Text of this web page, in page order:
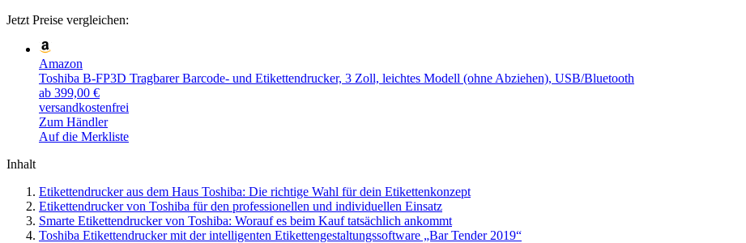
Jetzt Preise vergleichen:
Amazon
Toshiba B-FP3D Tragbarer Barcode- und Etikettendrucker, 3 Zoll, leichtes Modell (ohne Abziehen), USB/Bluetooth
ab 399,00 €
versandkostenfrei
Zum Händler
Auf die Merkliste
Inhalt
Etikettendrucker aus dem Haus Toshiba: Die richtige Wahl für dein Etikettenkonzept
Etikettendrucker von Toshiba für den professionellen und individuellen Einsatz
Smarte Etikettendrucker von Toshiba: Worauf es beim Kauf tatsächlich ankommt
Toshiba Etikettendrucker mit der intelligenten Etikettengestaltungssoftware „Bar Tender 2019“